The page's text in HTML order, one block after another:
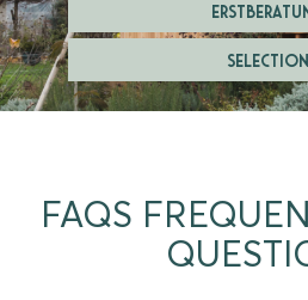
SELECTION
FAQS